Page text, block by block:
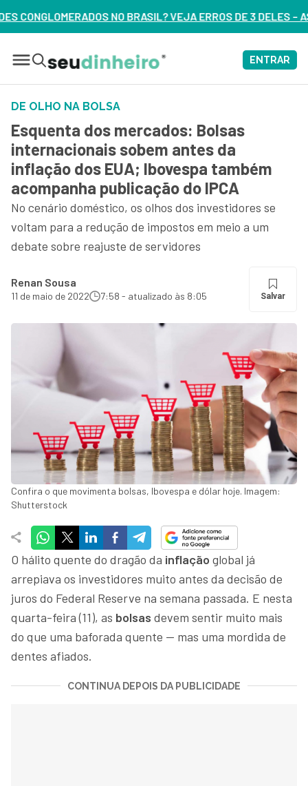
BRASIL? VEJA ERROS DE 3 DELES – ASSISTA AGORA
ENTRAR
DE OLHO NA BOLSA
Esquenta dos mercados: Bolsas
internacionais sobem antes da
inflação dos EUA; Ibovespa também
acompanha publicação do IPCA
No cenário doméstico, os olhos dos investidores se
voltam para a redução de impostos em meio a um
debate sobre reajuste de servidores
Renan Sousa
11 de maio de 2022 7:58 - atualizado às 8:05 Salvar
Confira o que movimenta bolsas, Ibovespa e dólar hoje. Imagem:
Shutterstock
O hálito quente do dragão da inflação global já
arrepiava os investidores muito antes da decisão de
juros do Federal Reserve na semana passada. E nesta
quarta-feira (11), as bolsas devem sentir muito mais
do que uma baforada quente — mas uma mordida de
dentes afiados.
CONTINUA DEPOIS DA PUBLICIDADE